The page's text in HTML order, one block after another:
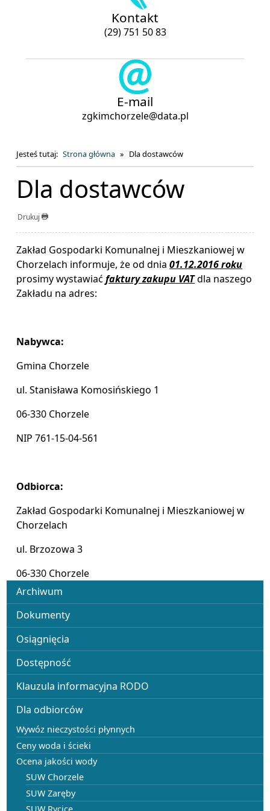
Kontakt
(29) 751 50 83
E-mail
zgkimchorzele@data.pl
Jesteś tutaj: Strona główna Dla dostawców
Dla dostawców
Drukuj
Zakład Gospodarki Komunalnej i Mieszkaniowej w
Chorzelach informuje, że od dnia01.12.2016 roku
prosimy wystawiaćfaktury zakupu VATdla naszego
Zakładu na adres:
Nabywca:
Gmina Chorzele
ul. Stanisława Komosińskiego 1
06-330 Chorzele
NIP 761-15-04-561
Odbiorca:
Zakład Gospodarki Komunalnej i Mieszkaniowej w
Chorzelach
ul. Brzozowa 3
06-330 Chorzele
Menu
Archiwum
Dokumenty
Osiągnięcia
Dostępność
Klauzula informacyjna RODO
Dla odbiorców
Wywóz nieczystości płynnych
Ceny woda i ścieki
Ocena jakości wody
SUW Chorzele
SUW Zaręby